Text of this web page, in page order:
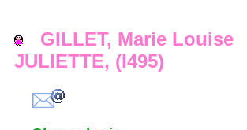
GILLET, Marie Louise
JULIETTE, (I495)